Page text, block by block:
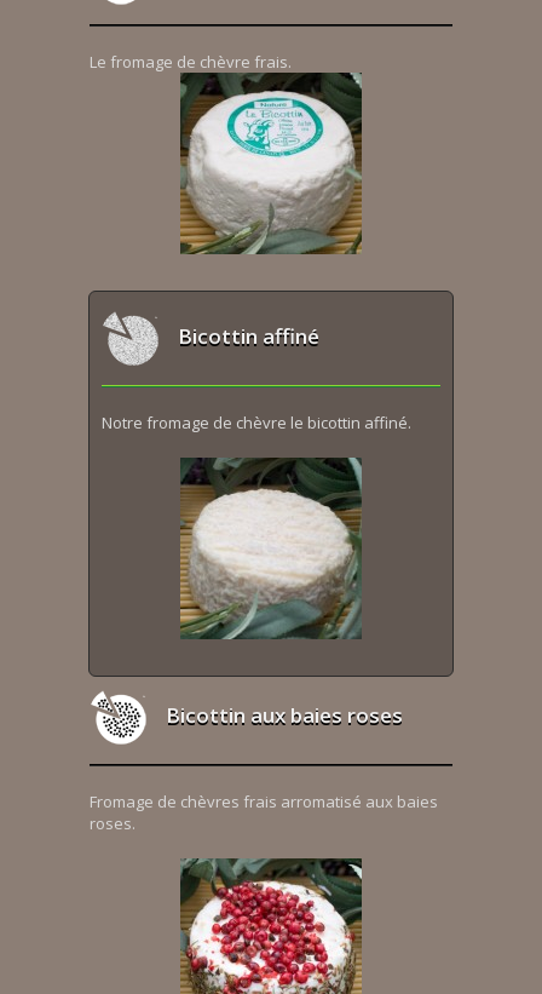
Le fromage de chèvre frais.
Bicottin affiné
Notre fromage de chèvre le bicottin affiné.
Bicottin aux baies roses
Fromage de chèvres frais arromatisé aux baies
roses.